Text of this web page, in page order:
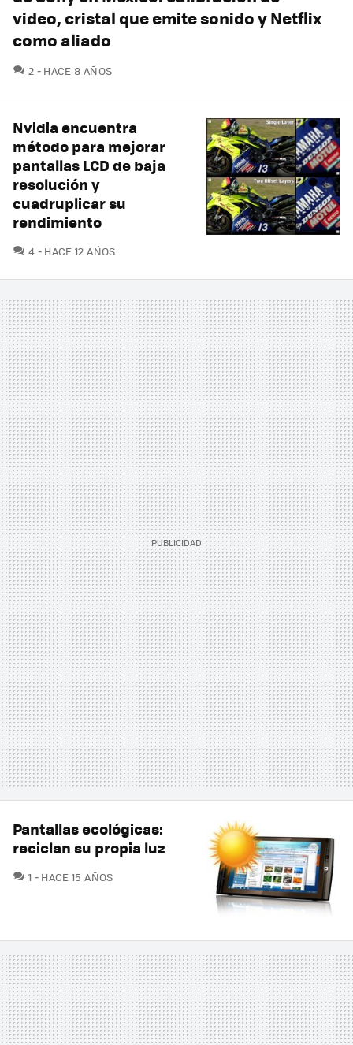
video, cristal que emite sonido y Netflix
como aliado
2 COMENTARIOS
HACE 8 AÑOS
Nvidia encuentra
método para mejorar
pantallas LCD de baja
resolución y
cuadruplicar su
rendimiento
4 COMENTARIOS
HACE 12 AÑOS
Pantallas ecológicas:
reciclan su propia luz
1 COMENTARIOS
HACE 15 AÑOS